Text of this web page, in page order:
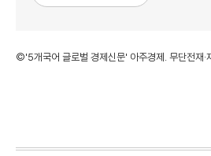
©'5개국어 글로벌 경제신문' 아주경제. 무단전재·